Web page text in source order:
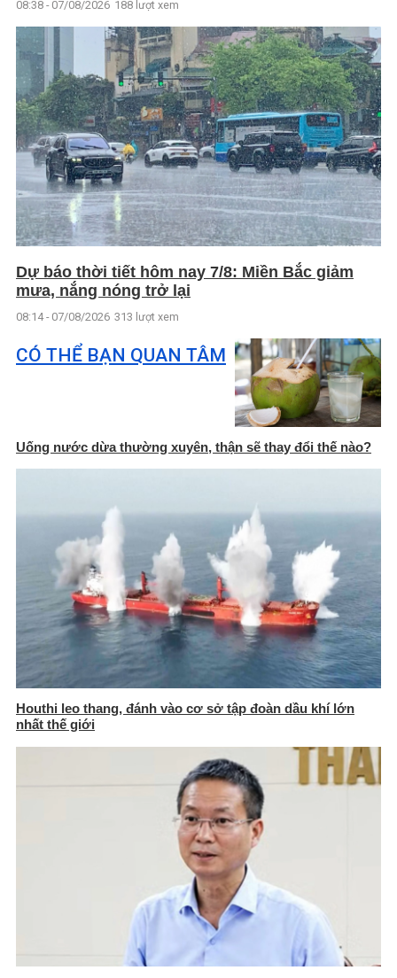
08:38 - 07/08/2026 188 lượt xem
Dự báo thời tiết hôm nay 7/8: Miền Bắc giảm
mưa, nắng nóng trở lại
08:14 - 07/08/2026 313 lượt xem
CÓ THỂ BẠN QUAN TÂM
Uống nước dừa thường xuyên, thận sẽ thay đổi thế nào?
Houthi leo thang, đánh vào cơ sở tập đoàn dầu khí lớn
nhất thế giới